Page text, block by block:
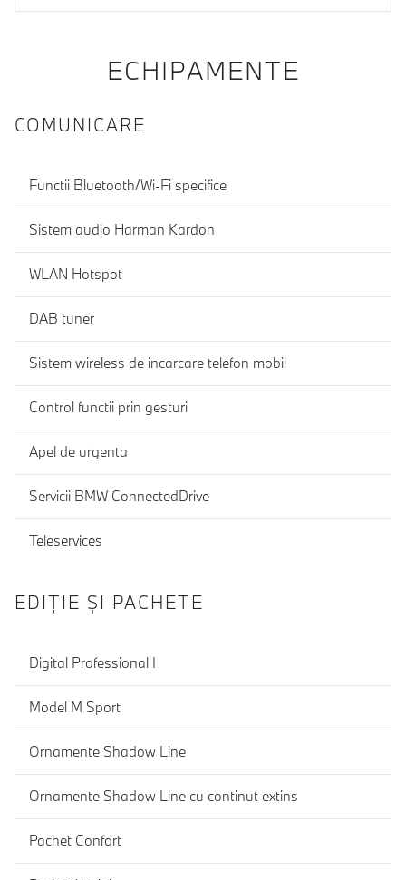
ECHIPAMENTE
COMUNICARE
Functii Bluetooth/Wi-Fi specifice
Sistem audio Harman Kardon
WLAN Hotspot
DAB tuner
Sistem wireless de incarcare telefon mobil
Control functii prin gesturi
Apel de urgenta
Servicii BMW ConnectedDrive
Teleservices
EDIŢIE ŞI PACHETE
Digital Professional I
Model M Sport
Ornamente Shadow Line
Ornamente Shadow Line cu continut extins
Pachet Confort